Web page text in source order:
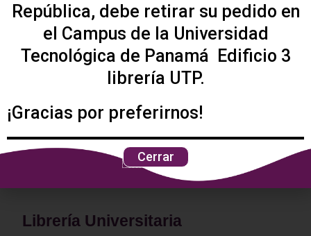
Tu carrito está vacío.
Volver a la tienda
Librería Universitaria
República, debe retirar su pedido en
el Campus de la Universidad
Tecnológica de Panamá Edificio 3
librería UTP.
¡Gracias por preferirnos!
Cerrar